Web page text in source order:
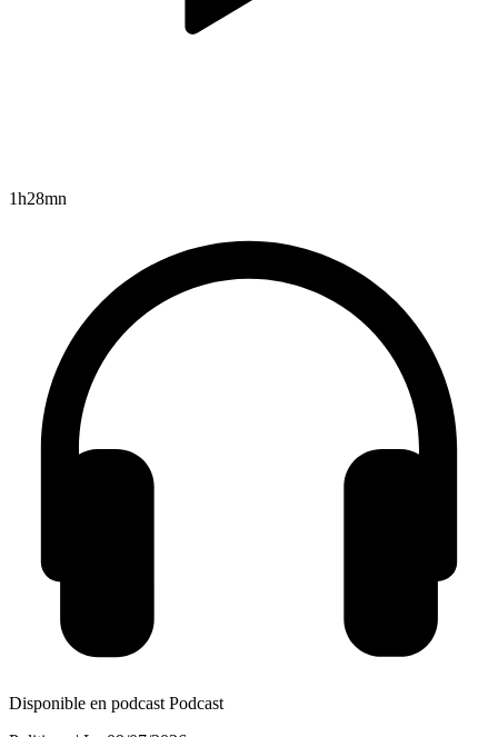
1h28mn
Disponible en podcast Podcast